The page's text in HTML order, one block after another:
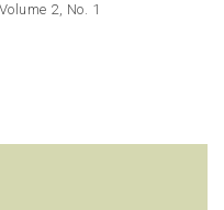
2, No. 1